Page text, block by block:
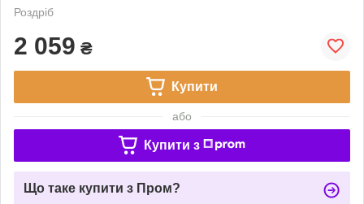
Роздріб
2 059 ₴
Купити
або
Купити з
Що таке купити з Пром?